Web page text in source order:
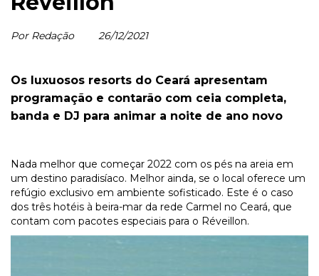
Por Redação 26/12/2021
Os luxuosos resorts do Ceará apresentam
programação e contarão com ceia completa,
banda e DJ para animar a noite de ano novo
Nada melhor que começar 2022 com os pés na areia em
um destino paradisíaco. Melhor ainda, se o local oferece um
refúgio exclusivo em ambiente sofisticado. Este é o caso
dos três hotéis à beira-mar da rede Carmel no Ceará, que
contam com pacotes especiais para o Réveillon.